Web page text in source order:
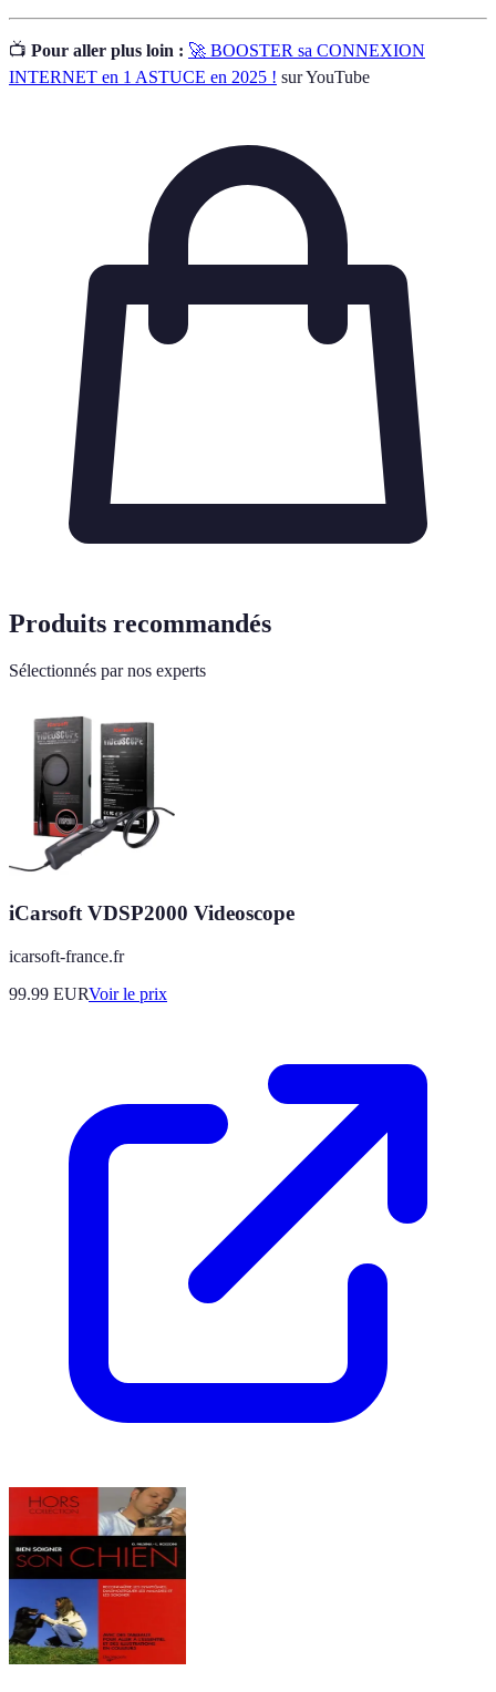
📺 Pour aller plus loin : 🚀 BOOSTER sa CONNEXION
INTERNET en 1 ASTUCE en 2025 ! sur YouTube
Produits recommandés
Sélectionnés par nos experts
iCarsoft VDSP2000 Videoscope
icarsoft-france.fr
99.99 EURVoir le prix